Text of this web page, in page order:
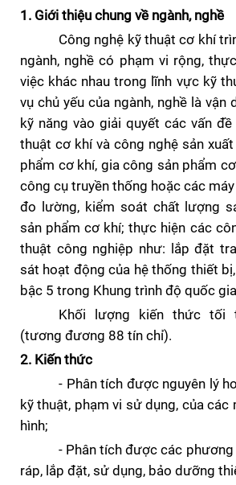
1. Giới thiệu chung về ngành, nghề
Công nghệ kỹ thuật cơ khí
ngành, nghềcó phạm vi rộng,
việc khác nhau trong lĩnh vực kỹ
vụ chủ yếu của ngành, nghề là vận
kỹ năng vào giải quyết các vấn
thuật cơ khí và công nghệ sản
phẩm cơ khí, gia công sản phẩm
công cụ truyền thống hoặc các
đo lường, kiểm soát chất lượng
sản phẩm cơ khí; thực hiện các
thuật công nghiệp như: lắp đặt
sát hoạt động của hệ thống thiết bị
bậc 5 trong Khung trình độ quốc
Khối lượng kiến thức tối
(tương đương 88 tín chỉ).
2. Kiến thức
- Phân tích được nguyên lý
kỹ thuật, phạm vi sử dụng, của các
hình;
- Phân tích được các phương
ráp, lắp đặt, sử dụng, bảo dưỡng